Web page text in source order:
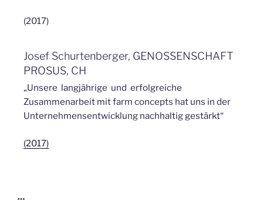
(2017)
Josef Schurtenberger, GENOSSENSCHAFT
PROSUS, CH
„Unsere langjährige und erfolgreiche
Zusammenarbeit mit farm concepts hat uns in der
Unternehmensentwicklung nachhaltig gestärkt“
(2017)
…